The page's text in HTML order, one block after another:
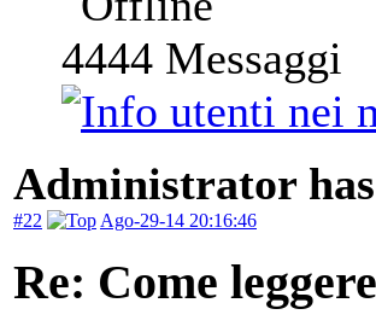
4444 Messaggi
Administrator
#22 Ago-29-14 20:16:46
Re: Come